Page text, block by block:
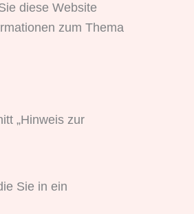
diese Website
zum Thema
„Hinweis zur
Sie in ein